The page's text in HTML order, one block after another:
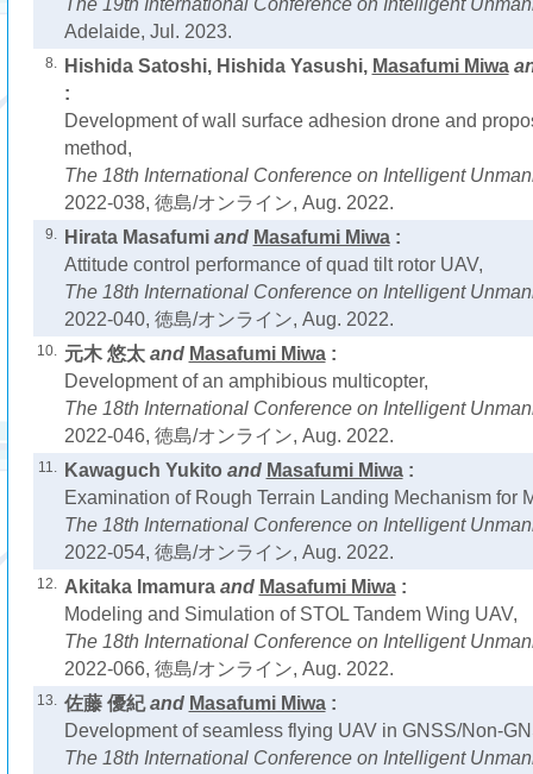
The 19th International Conference on Intelligent
Adelaide, Jul. 2023.
8. Hishida Satoshi, Hishida Yasushi, Masafumi Miwa
:
Development of wall surface adhesion drone and
method,
The 18th International Conference on Intelligent
2022-038, 徳島/オンライン, Aug. 2022.
9. Hirata Masafumiand Masafumi Miwa:
Attitude control performance of quad tilt rotor UAV,
The 18th International Conference on Intelligent
2022-040, 徳島/オンライン, Aug. 2022.
10. 元木 悠太and Masafumi Miwa:
Development of an amphibious multicopter,
The 18th International Conference on Intelligent
2022-046, 徳島/オンライン, Aug. 2022.
11. Kawaguch Yukito and Masafumi Miwa:
Examination of Rough Terrain Landing Mechanism for
The 18th International Conference on Intelligent
2022-054, 徳島/オンライン, Aug. 2022.
12. Akitaka Imamuraand Masafumi Miwa:
Modeling and Simulation of STOL Tandem Wing UAV,
The 18th International Conference on Intelligent
2022-066, 徳島/オンライン, Aug. 2022.
13. 佐藤 優紀and Masafumi Miwa:
Development of seamless flying UAV in GNSS/Non-
The 18th International Conference on Intelligent